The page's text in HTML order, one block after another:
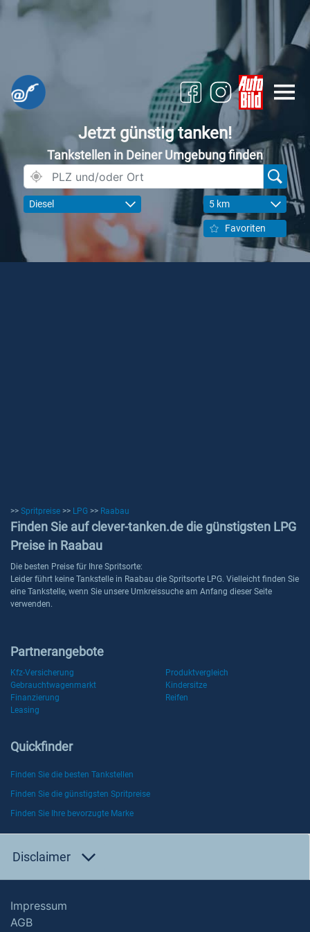
Jetzt günstig tanken!
Tankstellen in Deiner Umgebung finden
Diesel 5 km
Favoriten
>> Spritpreise >> LPG >> Raabau
Finden Sie auf clever-tanken.de die günstigsten LPG
Preise in Raabau
Die besten Preise für Ihre Spritsorte:
Leider führt keine Tankstelle in Raabau die Spritsorte LPG. Vielleicht finden Sie
eine Tankstelle, wenn Sie unsere Umkreissuche am Anfang dieser Seite
verwenden.
Partnerangebote
Kfz-Versicherung
Produktvergleich
Gebrauchtwagenmarkt
Kindersitze
Finanzierung
Reifen
Leasing
Quickfinder
Finden Sie die besten Tankstellen
Finden Sie die günstigsten Spritpreise
Finden Sie Ihre bevorzugte Marke
Disclaimer
Impressum
AGB